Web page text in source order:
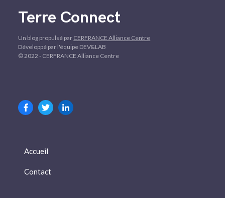
Terre Connect
Un blog propulsé par CERFRANCE Alliance Centre
Développé par l'équipe DEV&LAB
© 2022 - CERFRANCE Alliance Centre
Accueil
Contact